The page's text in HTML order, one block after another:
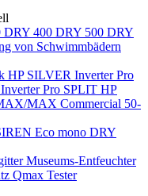
DRY 400 DRY 500 DRY
von Schwimmbädern
HP SILVER Inverter Pro
Pro SPLIT HP
MAX Commercial 50-
Eco mono DRY
Museums-Entfeuchter
Qmax Tester